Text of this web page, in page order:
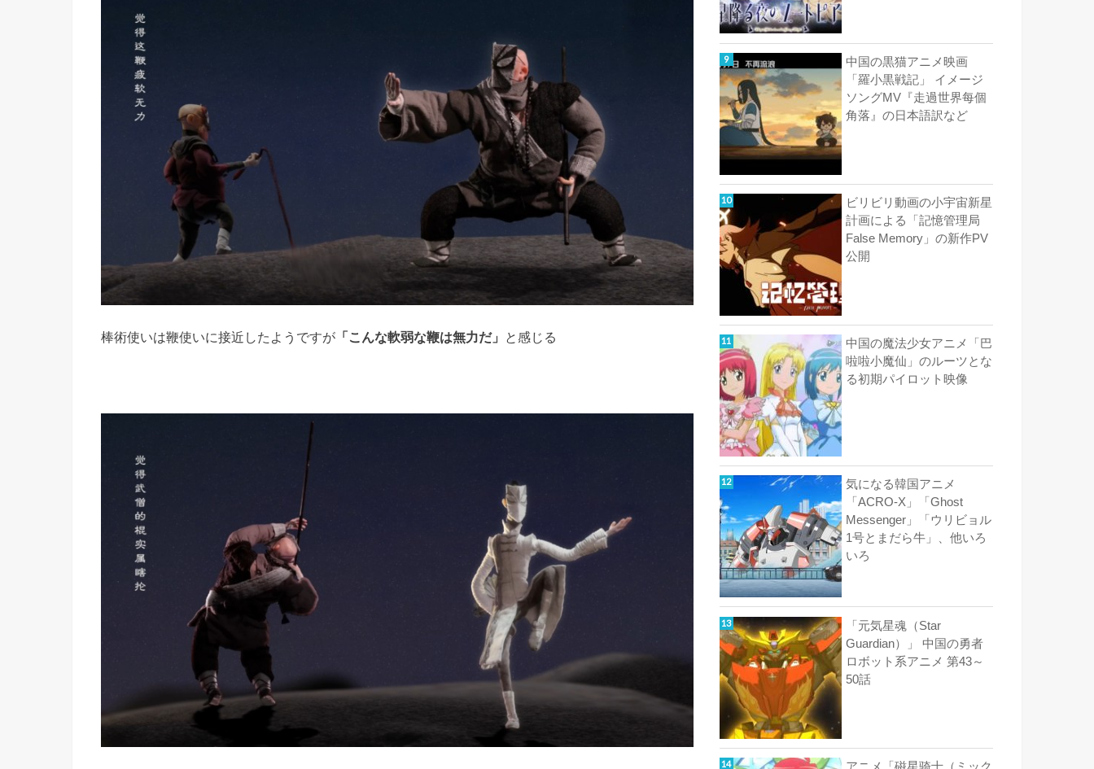
棒術使いは鞭使いに接近したようですが 「こんな軟弱な鞭は無力だ」 と感じる
中国の黒猫アニメ映画
「羅小黒戦記」 イメージ
ソングMV『走過世界每個
角落』の日本語訳など
ビリビリ動画の小宇宙新星
計画による「記憶管理局
False Memory」の新作PV
公開
中国の魔法少女アニメ「巴
啦啦小魔仙」のルーツとな
る初期パイロット映像
気になる韓国アニメ
「ACRO-X」「Ghost
Messenger」「ウリビョル
1号とまだら牛」、他いろ
いろ
「元気星魂（Star
Guardian）」 中国の勇者
ロボット系アニメ 第43～
50話
アニメ「磁星骑士（ミック